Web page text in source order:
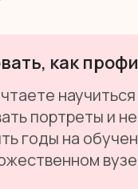
как профи
научиться
портреты и не
годы на
вузе